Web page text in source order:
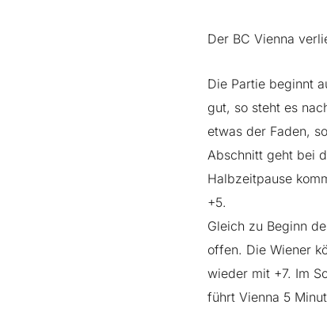
Der BC Vienna
Die Partie beginnt
gut, so steht es
etwas der Faden,
Abschnitt geht bei
Halbzeitpause
+5.
Gleich zu Beginn
offen. Die Wiener
wieder mit +7. Im
führt Vienna 5